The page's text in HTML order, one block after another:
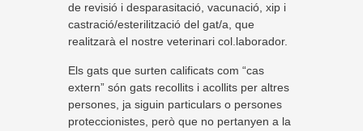
de revisió i desparasitació, vacunació, xip i
castració/esterilització del gat/a, que
realitzarà el nostre veterinari col.laborador.
Els gats que surten calificats com “cas
extern” són gats recollits i acollits per altres
persones, ja siguin particulars o persones
proteccionistes, però que no pertanyen a la